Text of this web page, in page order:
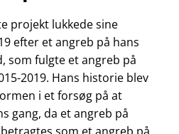
projekt lukkede sine
efter et angreb på hans
som fulgte et angreb på
2019. Hans historie blev
i et forsøg på at
gang, da et angreb på